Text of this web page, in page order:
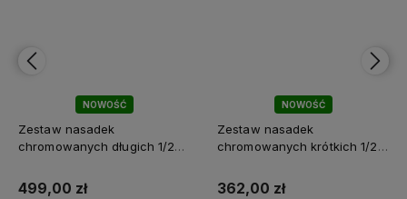
NOWOŚĆ
Zestaw nasadek
chromowanych długich 1/2"
499,00 zł
NOWOŚĆ
Zestaw nasadek
chromowanych krótkich 1/2"
362,00 zł